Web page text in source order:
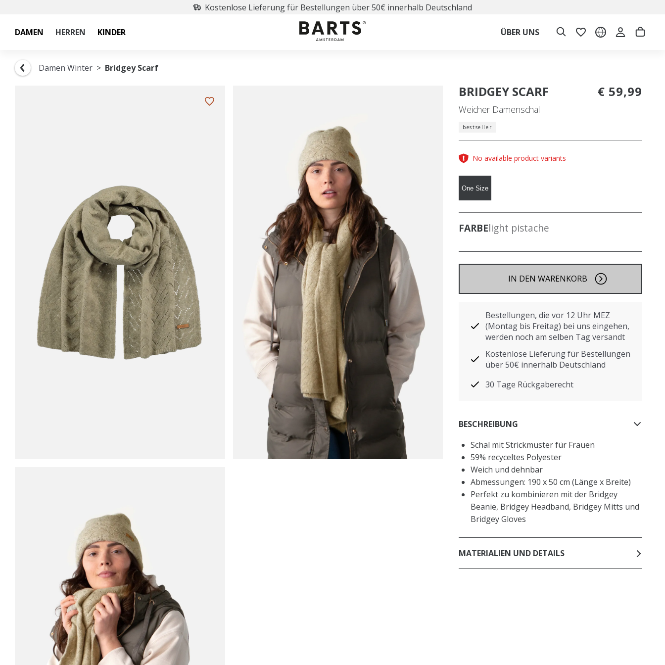
Kostenlose Lieferung für Bestellungen über 50€ innerhalb Deutschland
DAMEN HERREN KINDER ÜBER UNS
Damen Winter Bridgey Scarf
BRIDGEY SCARF
Weicher Damenschal
€ 59,99
bestseller
No available product variants
One Size
FARBElight pistache
IN DEN WARENKORB
Bestellungen, die vor 12 Uhr MEZ
(Montag bis Freitag) bei uns eingehen,
werden noch am selben Tag versandt
Kostenlose Lieferung für Bestellungen
über 50€ innerhalb Deutschland
30 Tage Rückgaberecht
BESCHREIBUNG
Schal mit Strickmuster für Frauen
59% recyceltes Polyester
Weich und dehnbar
Abmessungen: 190 x 50 cm (Länge x Breite)
Perfekt zu kombinieren mit der Bridgey
Beanie, Bridgey Headband, Bridgey Mitts und
Bridgey Gloves
MATERIALIEN UND DETAILS